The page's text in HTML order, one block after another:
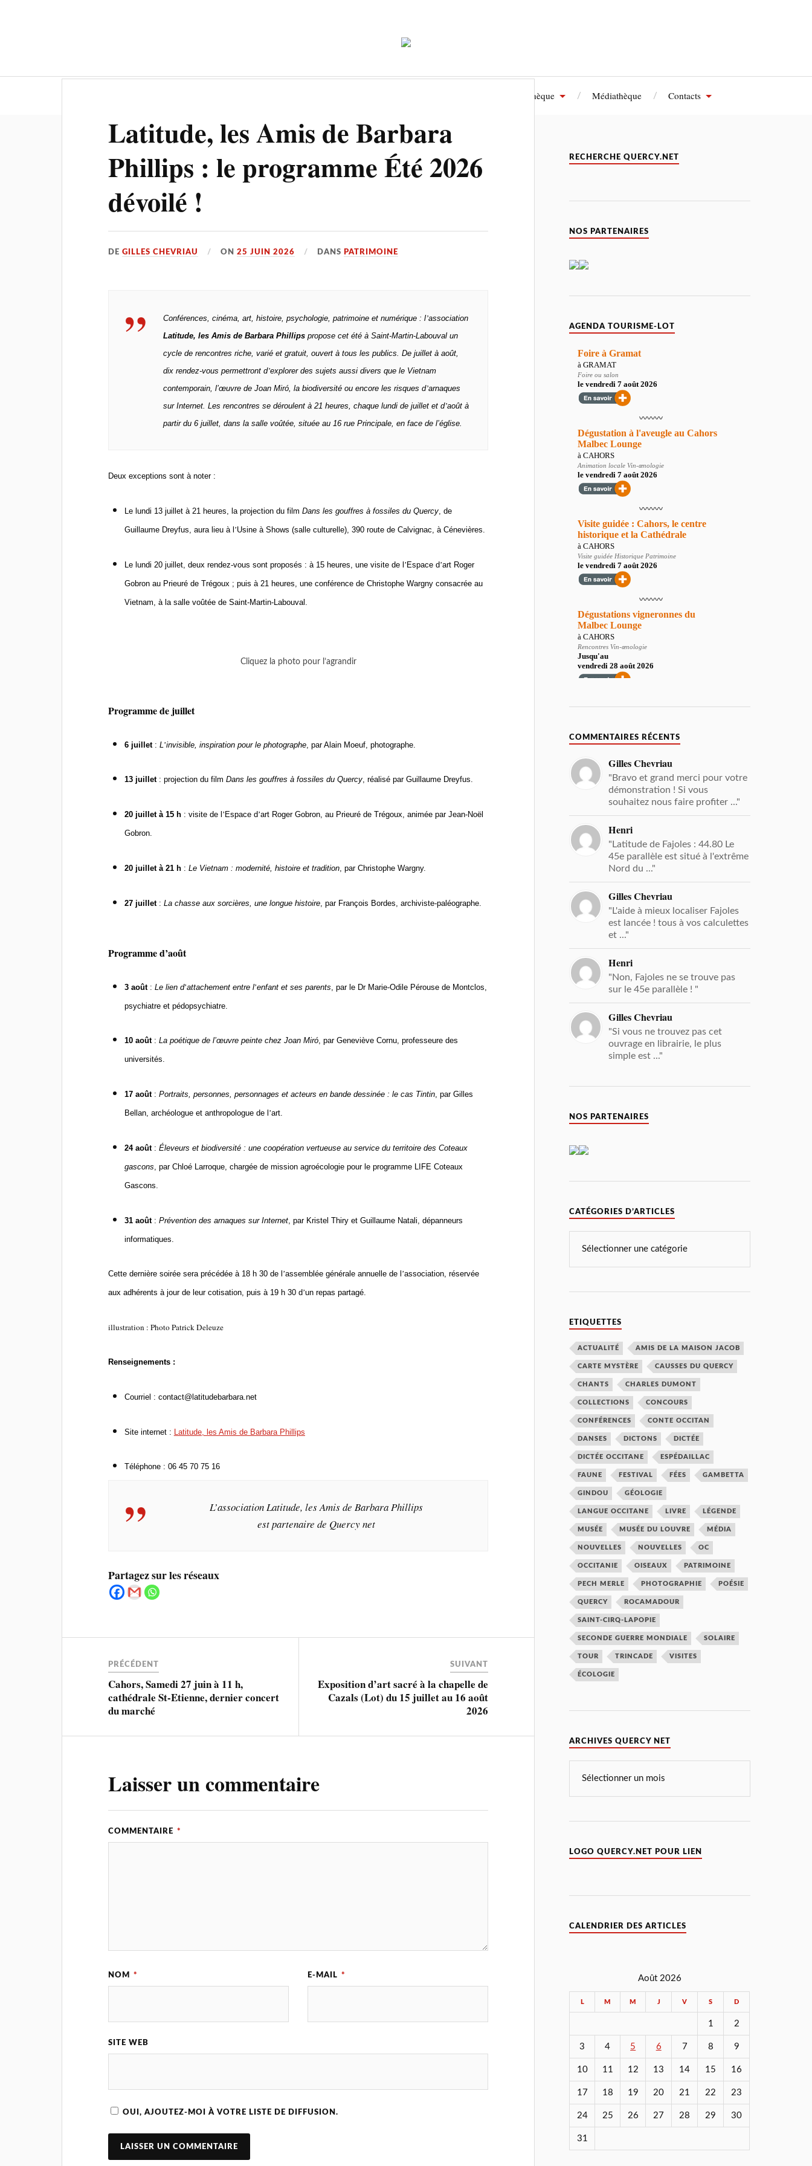
Bibliothèque Médiathèque Contacts
Latitude, les Amis de Barbara
Phillips : le programme Été 2026
dévoilé !
DEGILLES CHEVRIAU ON25 JUIN 2026 DANS PATRIMOINE
Conférences, cinéma, art, histoire, psychologie, patrimoine et numérique : l’association
Latitude, les Amis de Barbara Phillipspropose cet été à Saint-Martin-Labouval un
cycle de rencontres riche, varié et gratuit, ouvertàtous les publics. De juilletàaoût,
dix rendez-vous permettront d’explorer des sujets aussi divers que le Vietnam
contemporain, l’œuvre de Joan Miró, la biodiversité ou encore les risques d’arnaques
sur Internet. Les rencontres se déroulentà21 heures, chaque lundi de juillet et d’août à
partir du 6 juillet, dans la salle voûtée, située au 16 rue Principale, en face de l’église.
Deux exceptions sontànoter :
Le lundi 13 juillet à 21 heures, la projection du film Dans les gouffres à fossiles du Quercy, de
Guillaume Dreyfus, aura lieu à l ’Usine à Shows (salle culturelle), 390 route de Calvignac, à Cénevières.
Le lundi 20 juillet, deux rendez-vous sont proposés : à 15 heures, une visite de l ’ Espace d’art Roger
Gobron au Prieuré de Trégoux ; puis à 21 heures, une conférence de Christophe Wargny consacrée au
Vietnam, à la salle voûtée de Saint-Martin-Labouval.
Cliquez la photo pour l’agrandir
Programme de juillet
6 juillet: L ’invisible, inspiration pour le photographe, par Alain Moeuf, photographe.
13 juillet: projection du film Dans les gouffres à fossiles du Quercy, réalisé par Guillaume Dreyfus.
20 juillet à 15 h: visite de l ’ Espace d’art Roger Gobron, au Prieuré de Trégoux, animée par Jean-Noël
Gobron.
20 juillet à 21 h: Le Vietnam : modernité, histoire et tradition, par Christophe Wargny.
27 juillet: La chasse aux sorcières, une longue histoire, par François Bordes, archiviste-paléographe.
Programme d’août
3 août: Le lien d’attachement entre l’enfant et ses parents , par le Dr Marie-Odile Pérouse de Montclos,
psychiatre et pédopsychiatre.
10 août: La poétique de l’œuvre peinte chez Joan Miró, par Geneviève Cornu, professeure des
universités.
17 août: Portraits, personnes, personnages et acteurs en bande dessinée : le cas Tintin, par Gilles
Bellan, archéologue et anthropologue de l ’art.
24 août: Éleveurs et biodiversité : une coopération vertueuse au service du territoire des Coteaux
gascons , par Chloé Larroque, chargée de mission agroécologie pour le programme LIFE Coteaux
Gascons.
31 août: Prévention des arnaques sur Internet, par Kristel Thiry et Guillaume Natali, dépanneurs
informatiques.
Cette dernière soirée sera précédée à 18 h 30 de l ’assemblée générale annuelle de l ’association, réservée
aux adhérentsàjour de leur cotisation, puisà 19 h 30 d’un repas partagé.
illustration : Photo Patrick Deleuze
Renseignements :
Courriel : contact@latitudebarbara.net
Site internet : Latitude, les Amis de Barbara Phillips
Tél éphone : 06 45 70 75 16
L’association Latitude, les Amis de Barbara Phillips
est partenaire de Quercy net
Partagez sur les réseaux
PRÉCÉDENT
Cahors, Samedi 27 juin à 11 h,
cathédrale St-Etienne, dernier concert
du marché
SUIVANT
Exposition d’art sacré à la chapelle de
Cazals (Lot) du 15 juillet au 16 août
2026
Laisser un commentaire
COMMENTAIRE *
NOM * E-MAIL *
SITE WEB
OUI, AJOUTEZ-MOI À VOTRE LISTE DE DIFFUSION.
RECHERCHE QUERCY.NET
NOS PARTENAIRES
AGENDA TOURISME-LOT
COMMENTAIRES RÉCENTS
Gilles Chevriau
"Bravo et grand merci pour votre
démonstration ! Si vous
souhaitez nous faire profiter ..."
Henri
"Latitude de Fajoles : 44.80 Le
45e parallèle est situé à l'extrême
Nord du ..."
Gilles Chevriau
"L'aide à mieux localiser Fajoles
est lancée ! tous à vos calculettes
et ..."
Henri
"Non, Fajoles ne se trouve pas
sur le 45e parallèle ! "
Gilles Chevriau
"Si vous ne trouvez pas cet
ouvrage en librairie, le plus
simple est ..."
NOS PARTENAIRES
CATÉGORIES D’ARTICLES
ETIQUETTES
ACTUALITÉ AMIS DE LA MAISON JACOB
CARTE MYSTÈRE CAUSSES DU QUERCY
CHANTS CHARLES DUMONT
COLLECTIONS CONCOURS
CONFÉRENCES CONTE OCCITAN
DANSES DICTONS DICTÉE
DICTÉE OCCITANE ESPÉDAILLAC
FAUNE FESTIVAL FÉES GAMBETTA
GINDOU GÉOLOGIE
LANGUE OCCITANE LIVRE LÉGENDE
MUSÉE MUSÉE DU LOUVRE MÉDIA
NOUVELLES NOUVELLES OC
OCCITANIE OISEAUX PATRIMOINE
PECH MERLE PHOTOGRAPHIE POÉSIE
QUERCY ROCAMADOUR
SAINT-CIRQ-LAPOPIE
SECONDE GUERRE MONDIALE SOLAIRE
TOUR TRINCADE VISITES
ÉCOLOGIE
ARCHIVES QUERCY NET
LOGO QUERCY.NET POUR LIEN
CALENDRIER DES ARTICLES
Août 2026
L M M J V S D
1 2
3 4 5 6 7 8 9
10 11 12 13 14 15 16
17 18 19 20 21 22 23
24 25 26 27 28 29 30
31